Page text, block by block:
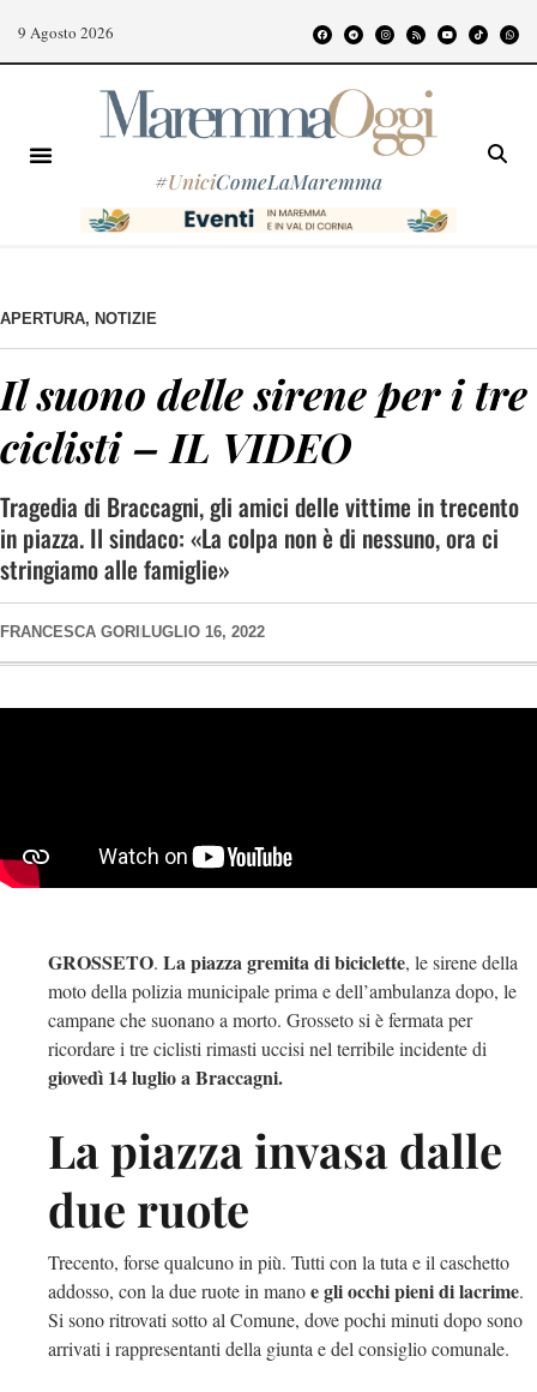
9 Agosto 2026
#UniciComeLaMaremma
APERTURA, NOTIZIE
Il suono delle sirene per i tre
ciclisti – IL VIDEO
Tragedia di Braccagni, gli amici delle vittime in trecento
in piazza. Il sindaco: «La colpa non è di nessuno, ora ci
stringiamo alle famiglie»
FRANCESCA GORI LUGLIO 16, 2022
GROSSETO. La piazza gremita di biciclette, le sirene della
moto della polizia municipale prima e dell’ambulanza dopo, le
campane che suonano a morto. Grosseto si è fermata per
ricordare i tre ciclisti rimasti uccisi nel terribile incidente di
giovedì 14 luglio a Braccagni.
La piazza invasa dalle
due ruote
Trecento, forse qualcuno in più. Tutti con la tuta e il caschetto
addosso, con la due ruote in manoe gli occhi pieni di lacrime.
Si sono ritrovati sotto al Comune, dove pochi minuti dopo sono
arrivati i rappresentanti della giunta e del consiglio comunale.